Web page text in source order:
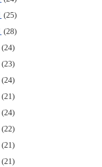
(25)
(28)
(24)
(23)
(24)
(21)
(24)
(22)
(21)
(21)